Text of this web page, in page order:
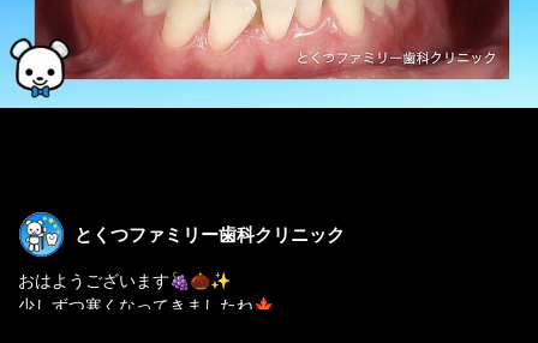
とくつファミリー歯科クリニック
おはようございます🍇🌰✨
少しずつ寒くなってきましたね🍁